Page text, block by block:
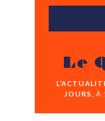
Le
JOURS,
À